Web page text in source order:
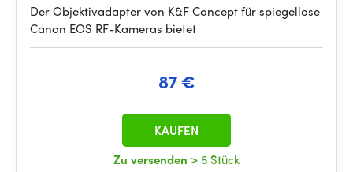
Der Objektivadapter von K&F Concept für spiegellose
Canon EOS RF-Kameras bietet
87 €
Zu versenden > 5 Stück
KAUFEN